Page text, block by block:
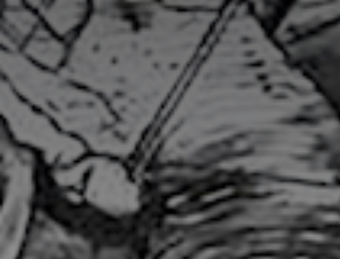
Adresse email*
Nom
Prénom
Statut / Organisation
Adresse email*